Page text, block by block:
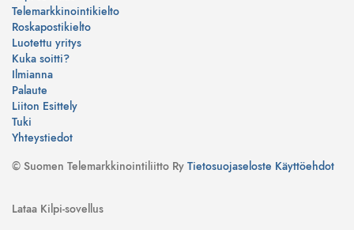
Telemarkkinointikielto
Roskapostikielto
Luotettu yritys
Kuka soitti?
Ilmianna
Palaute
Liiton Esittely
Tuki
Yhteystiedot
© Suomen Telemarkkinointiliitto Ry Tietosuojaseloste Käyttöehdot
Lataa Kilpi-sovellus